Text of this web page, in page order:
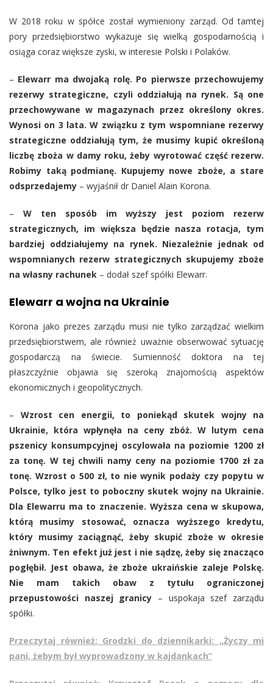
W 2018 roku w spółce został wymieniony zarząd. Od tamtej
pory przedsiębiorstwo wykazuje się wielką gospodarnością i
osiąga coraz większe zyski, w interesie Polski i Polaków.
– Elewarr ma dwojaką rolę. Po pierwsze przechowujemy
rezerwy strategiczne, czyli oddziałują na rynek. Są one
przechowywane w magazynach przez określony okres.
Wynosi on 3 lata. W związku z tym wspomniane rezerwy
strategiczne oddziałują tym, że musimy kupić określoną
liczbę zboża w damy roku, żeby wyrotować część rezerw.
Robimy taką podmianę. Kupujemy nowe zboże, a stare
odsprzedajemy – wyjaśnił dr Daniel Alain Korona.
– W ten sposób im wyższy jest poziom rezerw
strategicznych, im większa będzie nasza rotacja, tym
bardziej oddziałujemy na rynek. Niezależnie jednak od
wspomnianych rezerw strategicznych skupujemy zboże
na własny rachunek – dodał szef spółki Elewarr.
Elewarr a wojna na Ukrainie
Korona jako prezes zarządu musi nie tylko zarządzać wielkim
przedsiębiorstwem, ale również uważnie obserwować sytuację
gospodarczą na świecie. Sumienność doktora na tej
płaszczyźnie objawia się szeroką znajomością aspektów
ekonomicznych i geopolitycznych.
– Wzrost cen energii, to poniekąd skutek wojny na
Ukrainie, która wpłynęła na ceny zbóż. W lutym cena
pszenicy konsumpcyjnej oscylowała na poziomie 1200 zł
za tonę. W tej chwili namy ceny na poziomie 1700 zł za
tonę. Wzrost o 500 zł, to nie wynik podaży czy popytu w
Polsce, tylko jest to poboczny skutek wojny na Ukrainie.
Dla Elewarru ma to znaczenie. Wyższa cena w skupowa,
którą musimy stosować, oznacza wyższego kredytu,
który musimy zaciągnąć, żeby skupić zboże w okresie
żniwnym. Ten efekt już jest i nie sądzę, żeby się znacząco
pogłębił. Jest obawa, że zboże ukraińskie zaleje Polskę.
Nie mam takich obaw z tytułu ograniczonej
przepustowości naszej granicy – uspokaja szef zarządu
spółki.
Przeczytaj również: Grodzki do dziennikarki: „Życzy mi
pani, żebym był wyprowadzony w kajdankach”